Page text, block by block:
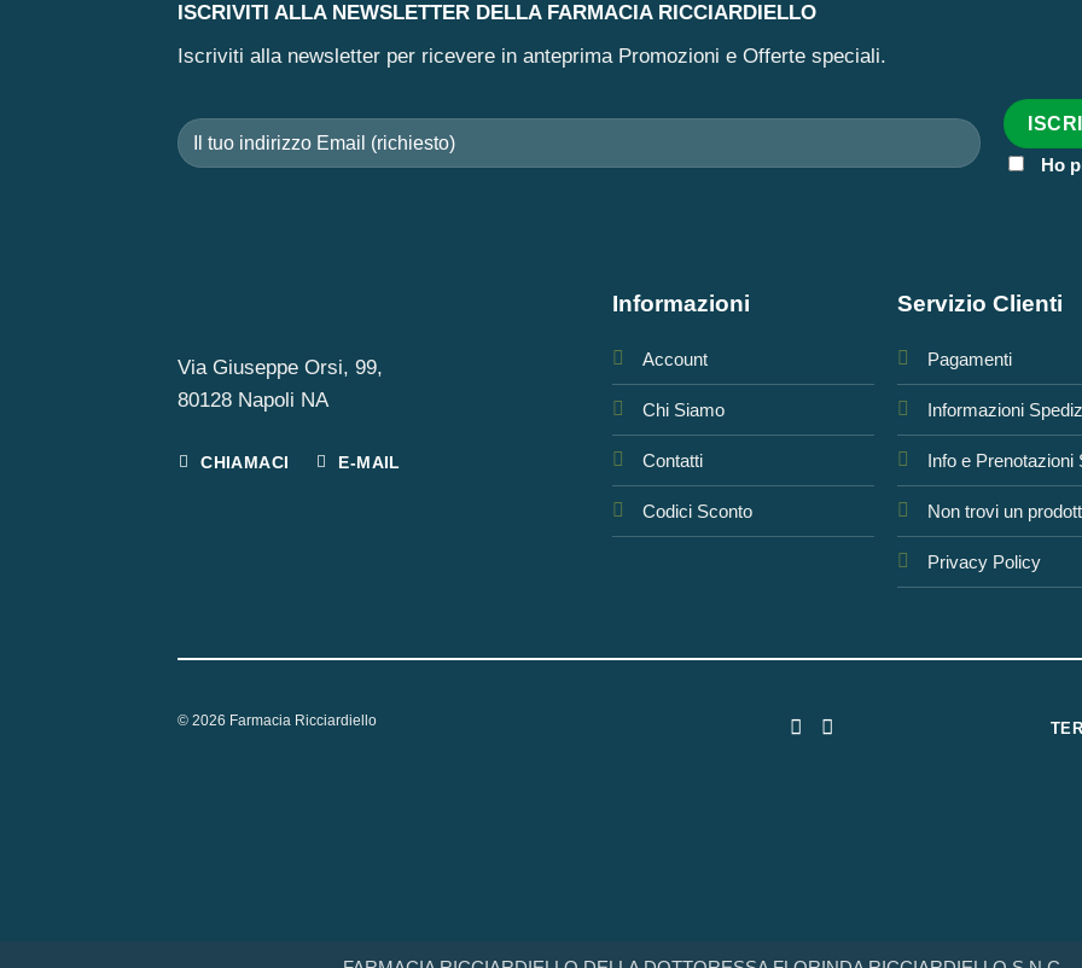
ISCRIVITI ALLA NEWSLETTER DELLA FARMACIA RICCIARDIELLO
Iscriviti alla newsletter per ricevere in anteprima Promozioni e Offerte speciali.
Ho
Via Giuseppe Orsi, 99,
80128 Napoli NA
CHIAMACI E-MAIL
Informazioni
Account
Chi Siamo
Contatti
Codici Sconto
Servizio Clienti
Pagamenti
Informazioni
Info e Prenotazioni
Non trovi un
Privacy Policy
© 2026 Farmacia Ricciardiello